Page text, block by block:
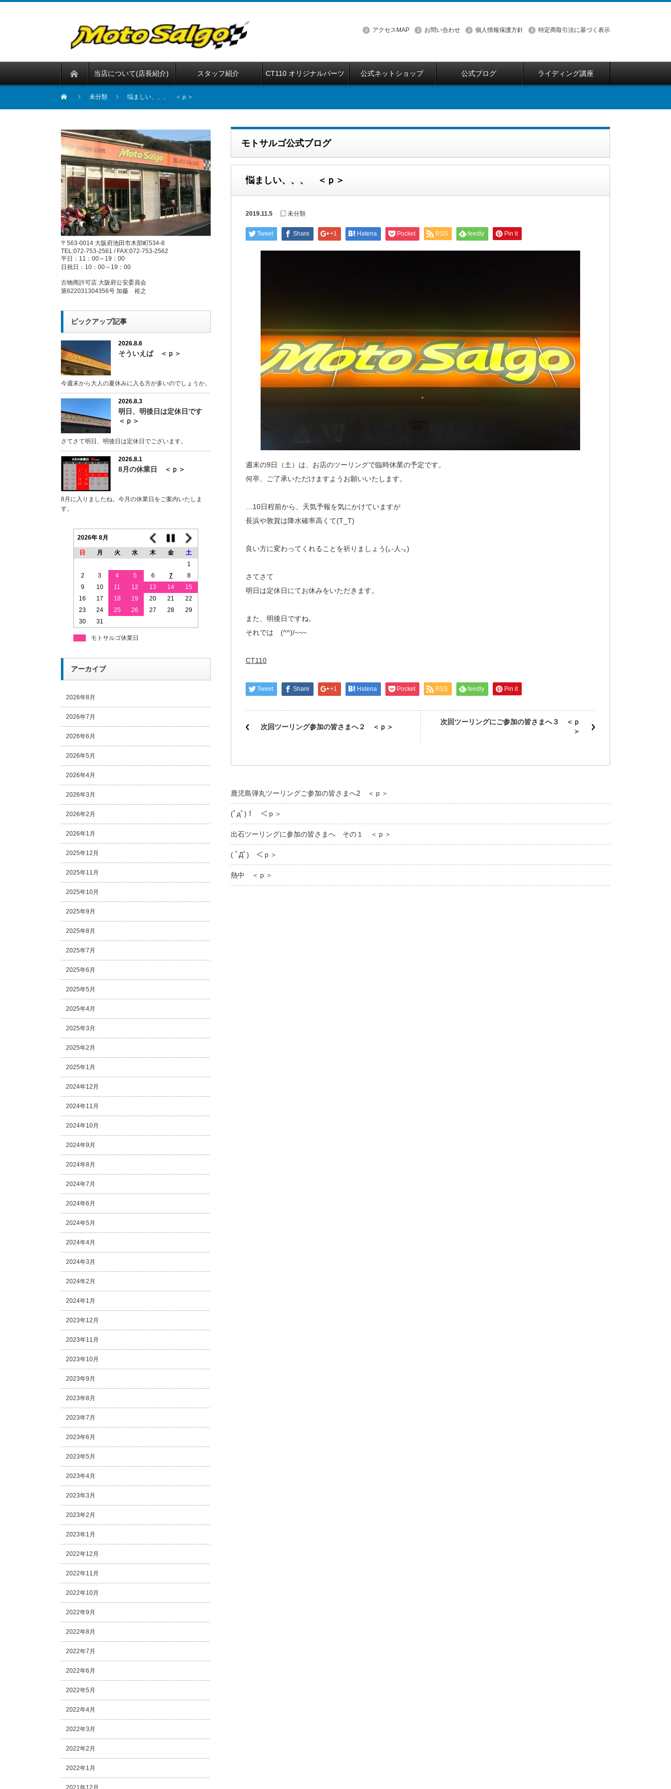
アクセスMAP お問い合わせ 個人情報保護方針 特定商取引法に基づく表示
当店について(店長紹介) スタッフ紹介 CT110 オリジナルパーツ 公式ネットショップ 公式ブログ ライディング講座
未分類 悩ましい、、、 ＜ｐ＞
モトサルゴ公式ブログ
悩ましい、、、 ＜ｐ＞
2019.11.5 未分類
Tweet Share +1 Hatena Pocket RSS feedly Pin it
週末の9日（土）は、お店のツーリングで臨時休業の予定です。
何卒、ご了承いただけますようお願いいたします。
…10日程前から、天気予報を気にかけていますが
長浜や敦賀は降水確率高くて(T_T)
良い方に変わってくれることを祈りましょう(｡-人-｡)
さてさて
明日は定休日にてお休みをいただきます。
また、明後日ですね。
それでは (^^)/~~~
CT110
Tweet Share +1 Hatena Pocket RSS feedly Pin it
次回ツーリング参加の皆さまへ２ ＜ｐ＞
次回ツーリングにご参加の皆さまへ３ ＜ｐ
＞
鹿児島弾丸ツーリングご参加の皆さまへ2 ＜ｐ＞
(ﾟдﾟ)！ ＜ｐ＞
出石ツーリングに参加の皆さまへ その１ ＜ｐ＞
( ﾟДﾟ) ＜ｐ＞
熱中 ＜ｐ＞
〒563-0014 大阪府池田市木部町534-8
TEL:072-753-2561 / FAX:072-753-2562
平日：11：00～19：00
日祝日：10：00～19：00
古物商許可店 大阪府公安委員会
第622031304356号 加藤 裕之
ピックアップ記事
2026.8.6
そういえば ＜ｐ＞
今週末から大人の夏休みに入る方が多いのでしょうか。
2026.8.3
明日、明後日は定休日です
＜ｐ＞
さてさて明日、明後日は定休日でございます。
2026.8.1
8月の休業日 ＜ｐ＞
8月に入りましたね。今月の休業日をご案内いたしま
す。
2026年 8月
日 月 火 水 木 金
土
1
2
3 4 5 6 7
8
9
10 11 12 13 14
15
16
17 18 19 20 21
22
23
24 25 26 27 28
29
30
31
モトサルゴ休業日
アーカイブ
2026年8月
2026年7月
2026年6月
2026年5月
2026年4月
2026年3月
2026年2月
2026年1月
2025年12月
2025年11月
2025年10月
2025年9月
2025年8月
2025年7月
2025年6月
2025年5月
2025年4月
2025年3月
2025年2月
2025年1月
2024年12月
2024年11月
2024年10月
2024年9月
2024年8月
2024年7月
2024年6月
2024年5月
2024年4月
2024年3月
2024年2月
2024年1月
2023年12月
2023年11月
2023年10月
2023年9月
2023年8月
2023年7月
2023年6月
2023年5月
2023年4月
2023年3月
2023年2月
2023年1月
2022年12月
2022年11月
2022年10月
2022年9月
2022年8月
2022年7月
2022年6月
2022年5月
2022年4月
2022年3月
2022年2月
2022年1月
2021年12月